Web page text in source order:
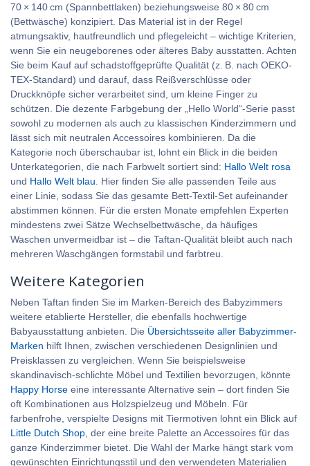
70 × 140 cm (Spannbettlaken) beziehungsweise 80 × 80 cm
(Bettwäsche) konzipiert. Das Material ist in der Regel
atmungsaktiv, hautfreundlich und pflegeleicht – wichtige Kriterien,
wenn Sie ein neugeborenes oder älteres Baby ausstatten. Achten
Sie beim Kauf auf schadstoffgeprüfte Qualität (z. B. nach OEKO-
TEX-Standard) und darauf, dass Reißverschlüsse oder
Druckknöpfe sicher verarbeitet sind, um kleine Finger zu
schützen. Die dezente Farbgebung der „Hello World“-Serie passt
sowohl zu modernen als auch zu klassischen Kinderzimmern und
lässt sich mit neutralen Accessoires kombinieren. Da die
Kategorie noch überschaubar ist, lohnt ein Blick in die beiden
Unterkategorien, die nach Farbwelt sortiert sind: Hallo Welt rosa
und Hallo Welt blau . Hier finden Sie alle passenden Teile aus
einer Linie, sodass Sie das gesamte Bett-Textil-Set aufeinander
abstimmen können. Für die ersten Monate empfehlen Experten
mindestens zwei Sätze Wechselbettwäsche, da häufiges
Waschen unvermeidbar ist – die Taftan-Qualität bleibt auch nach
mehreren Waschgängen formstabil und farbtreu.
Weitere Kategorien
Neben Taftan finden Sie im Marken-Bereich des Babyzimmers
weitere etablierte Hersteller, die ebenfalls hochwertige
Babyausstattung anbieten. Die Übersichtsseite aller Babyzimmer-
Marken hilft Ihnen, zwischen verschiedenen Designlinien und
Preisklassen zu vergleichen. Wenn Sie beispielsweise
skandinavisch-schlichte Möbel und Textilien bevorzugen, könnte
Happy Horse eine interessante Alternative sein – dort finden Sie
oft Kombinationen aus Holzspielzeug und Möbeln. Für
farbenfrohe, verspielte Designs mit Tiermotiven lohnt ein Blick auf
Little Dutch Shop , der eine breite Palette an Accessoires für das
ganze Kinderzimmer bietet. Die Wahl der Marke hängt stark vom
gewünschten Einrichtungsstil und den verwendeten Materialien